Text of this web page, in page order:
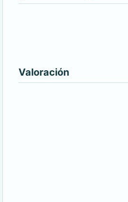
Valoración